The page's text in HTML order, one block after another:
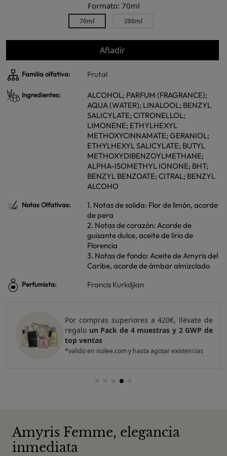
Formato: 70ml
70ml 200ml
Añadir
Familia olfativa: Frutal
Ingredientes:
ALCOHOL; PARFUM (FRAGRANCE);
AQUA (WATER); LINALOOL; BENZYL
SALICYLATE; CITRONELLOL;
LIMONENE; ETHYLHEXYL
METHOXYCINNAMATE; GERANIOL;
ETHYLHEXYL SALICYLATE; BUTYL
METHOXYDIBENZOYLMETHANE;
ALPHA-ISOMETHYL IONONE; BHT;
BENZYL BENZOATE; CITRAL; BENZYL
ALCOHO
Notas Olfativas:
1. Notas de salida: Flor de limón, acorde
de pera
2. Notas de corazón: Acorde de
guisante dulce, aceite de lirio de
Florencia
3. Notas de fondo: Aceite de Amyris del
Caribe, acorde de ámbar almizclado
Perfumista: Francis Kurkdjian
Por compras superiores a 420€, llévate de
regalo un Pack de 4 muestras y 2 GWP de
top ventas
*valido en isolee.com y hasta agotar existencias
Amyris Femme, elegancia
inmediata